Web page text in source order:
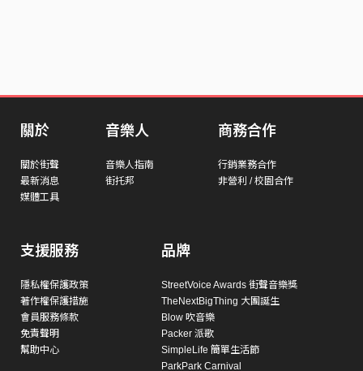
關於
關於街聲
最新消息
媒體工具
音樂人
音樂人指南
街托邦
商務合作
行銷業務合作
非營利 / 校園合作
支援服務
隱私權保護政策
著作權保護措施
會員服務條款
免責聲明
幫助中心
品牌
StreetVoice Awards 街聲音樂獎
TheNextBigThing 大團誕生
Blow 吹音樂
Packer 派歌
SimpleLife 簡單生活節
ParkPark Carnival